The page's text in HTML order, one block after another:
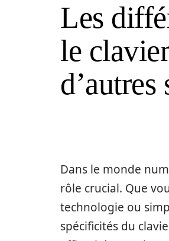
Les
le
d’autres
Dans le monde
rôle crucial. Que
technologie ou
spécificités du